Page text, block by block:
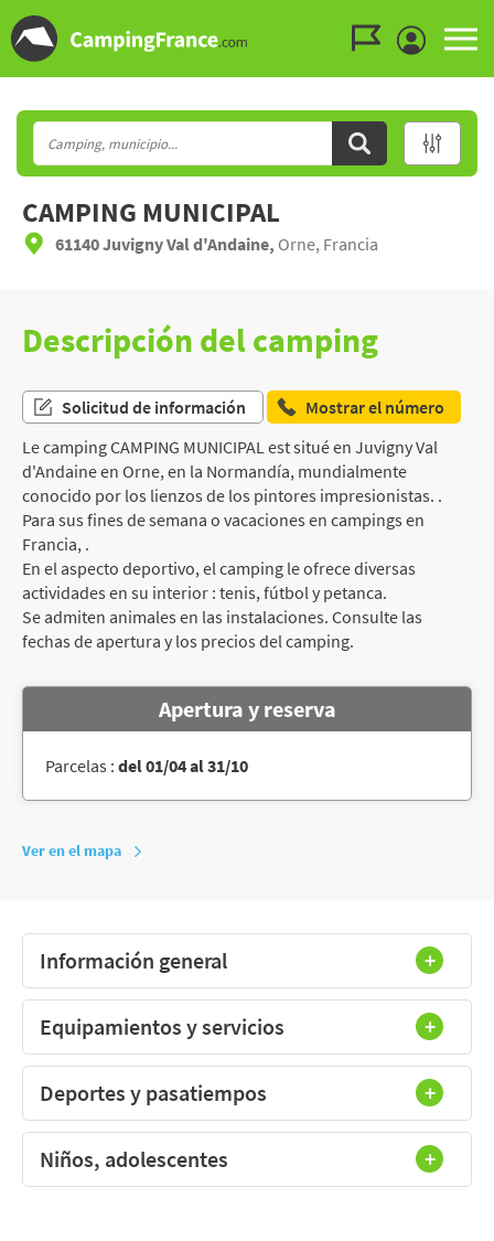
CAMPING MUNICIPAL
61140 Juvigny Val d'Andaine, Orne, Francia
Descripción del camping
Solicitud de información
Mostrar el número
Le camping CAMPING MUNICIPAL est situé en Juvigny Val
d'Andaine en Orne, en la Normandía, mundialmente
conocido por los lienzos de los pintores impresionistas. .
Para sus fines de semana o vacaciones en campings en
Francia, .
En el aspecto deportivo, el camping le ofrece diversas
actividades en su interior : tenis, fútbol y petanca.
Se admiten animales en las instalaciones. Consulte las
fechas de apertura y los precios del camping.
Apertura y reserva
Parcelas : del 01/04 al 31/10
Ver en el mapa
Información general
Equipamientos y servicios
Deportes y pasatiempos
Niños, adolescentes